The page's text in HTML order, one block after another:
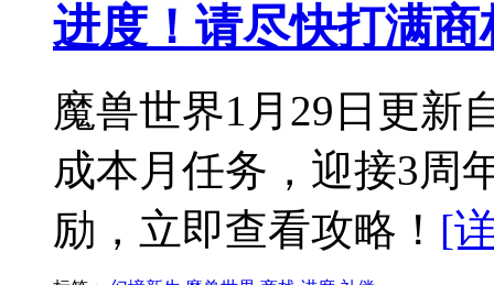
进度！请尽快打满商
魔兽世界1月29日更新
成本月任务，迎接3周
励，立即查看攻略！ [